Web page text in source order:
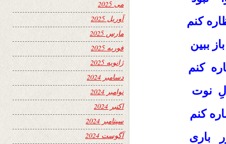
کنم
ببین
کنم
نوت
کنم
باری
می 2025
آوریل 2025
مارس 2025
فوریه 2025
ژانویه 2025
دسامبر 2024
نوامبر 2024
اکتبر 2024
سپتامبر 2024
آگوست 2024